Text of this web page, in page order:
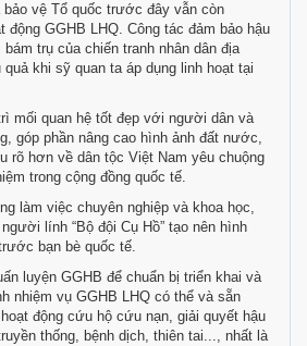
vệ Tổ quốc trước đây vẫn còn
động GGHB LHQ. Công tác đảm bảo hậu
trụ của chiến tranh nhân dân địa
khi sỹ quan ta áp dụng linh hoạt tại
mối quan hệ tốt đẹp với người dân và
góp phần nâng cao hình ảnh đất nước,
rõ hơn về dân tộc Việt Nam yêu chuộng
trong cộng đồng quốc tế.
làm việc chuyên nghiệp và khoa học,
lính “Bộ đội Cụ Hồ” tạo nên hình
bạn bè quốc tế.
luyện GGHB để chuẩn bị triển khai và
nhiệm vụ GGHB LHQ có thể và sẵn
động cứu hộ cứu nạn, giải quyết hậu
thống, bệnh dịch, thiên tai..., nhất là